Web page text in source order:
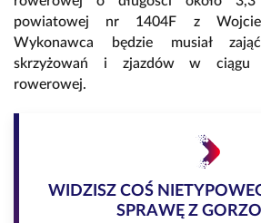
powiatowej nr 1404F z
Wykonawca będzie musiał
skrzyżowań i zjazdów w ciągu
rowerowej.
WIDZISZ COŚ
SPRAWĘ Z